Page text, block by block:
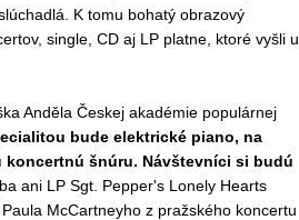
K tomu bohatý obrazový
single, CD aj LP platne, ktoré vyšli u
Anděla Českej akadémie populárnej
bude elektrické piano, na
šnúru. Návštevníci si budú
ani LP Sgt. Pepper's Lonely Hearts
McCartneyho z pražského koncertu